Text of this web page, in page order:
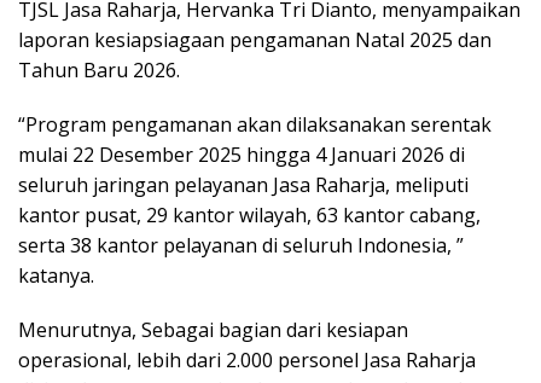
TJSL Jasa Raharja, Hervanka Tri Dianto, menyampaikan
laporan kesiapsiagaan pengamanan Natal 2025 dan
Tahun Baru 2026.
“Program pengamanan akan dilaksanakan serentak
mulai 22 Desember 2025 hingga 4 Januari 2026 di
seluruh jaringan pelayanan Jasa Raharja, meliputi
kantor pusat, 29 kantor wilayah, 63 kantor cabang,
serta 38 kantor pelayanan di seluruh Indonesia, ”
katanya.
Menurutnya, Sebagai bagian dari kesiapan
operasional, lebih dari 2.000 personel Jasa Raharja